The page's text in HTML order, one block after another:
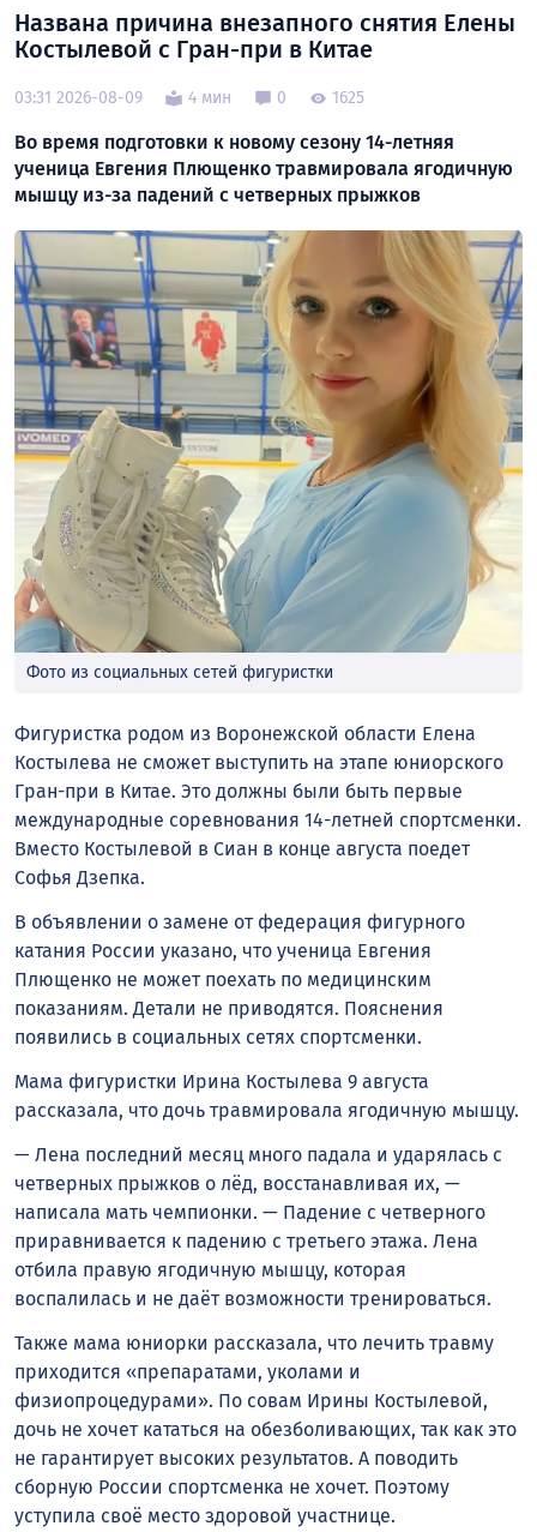
Названа причина внезапного снятия Елены
Костылевой с Гран-при в Китае
03:31 2026-08-09 4 мин 0 1625
Во время подготовки к новому сезону 14-летняя
ученица Евгения Плющенко травмировала ягодичную
мышцу из-за падений с четверных прыжков
Фото из социальных сетей фигуристки
Фигуристка родом из Воронежской области Елена
Костылева не сможет выступить на этапе юниорского
Гран-при в Китае. Это должны были быть первые
международные соревнования 14-летней спортсменки.
Вместо Костылевой в Сиан в конце августа поедет
Софья Дзепка.
В объявлении о замене от федерация фигурного
катания России указано, что ученица Евгения
Плющенко не может поехать по медицинским
показаниям. Детали не приводятся. Пояснения
появились в социальных сетях спортсменки.
Мама фигуристки Ирина Костылева 9 августа
рассказала, что дочь травмировала ягодичную мышцу.
— Лена последний месяц много падала и ударялась с
четверных прыжков о лëд, восстанавливая их, —
написала мать чемпионки. — Падение с четверного
приравнивается к падению с третьего этажа. Лена
отбила правую ягодичную мышцу, которая
воспалилась и не даëт возможности тренироваться.
Также мама юниорки рассказала, что лечить травму
приходится «препаратами, уколами и
физиопроцедурами». По совам Ирины Костылевой,
дочь не хочет кататься на обезболивающих, так как это
не гарантирует высоких результатов. А поводить
сборную России спортсменка не хочет. Поэтому
уступила своё место здоровой участнице.